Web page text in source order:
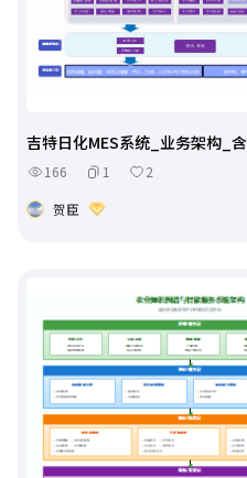
吉特日化MES系统_业务架构_
166 1
2
贺臣